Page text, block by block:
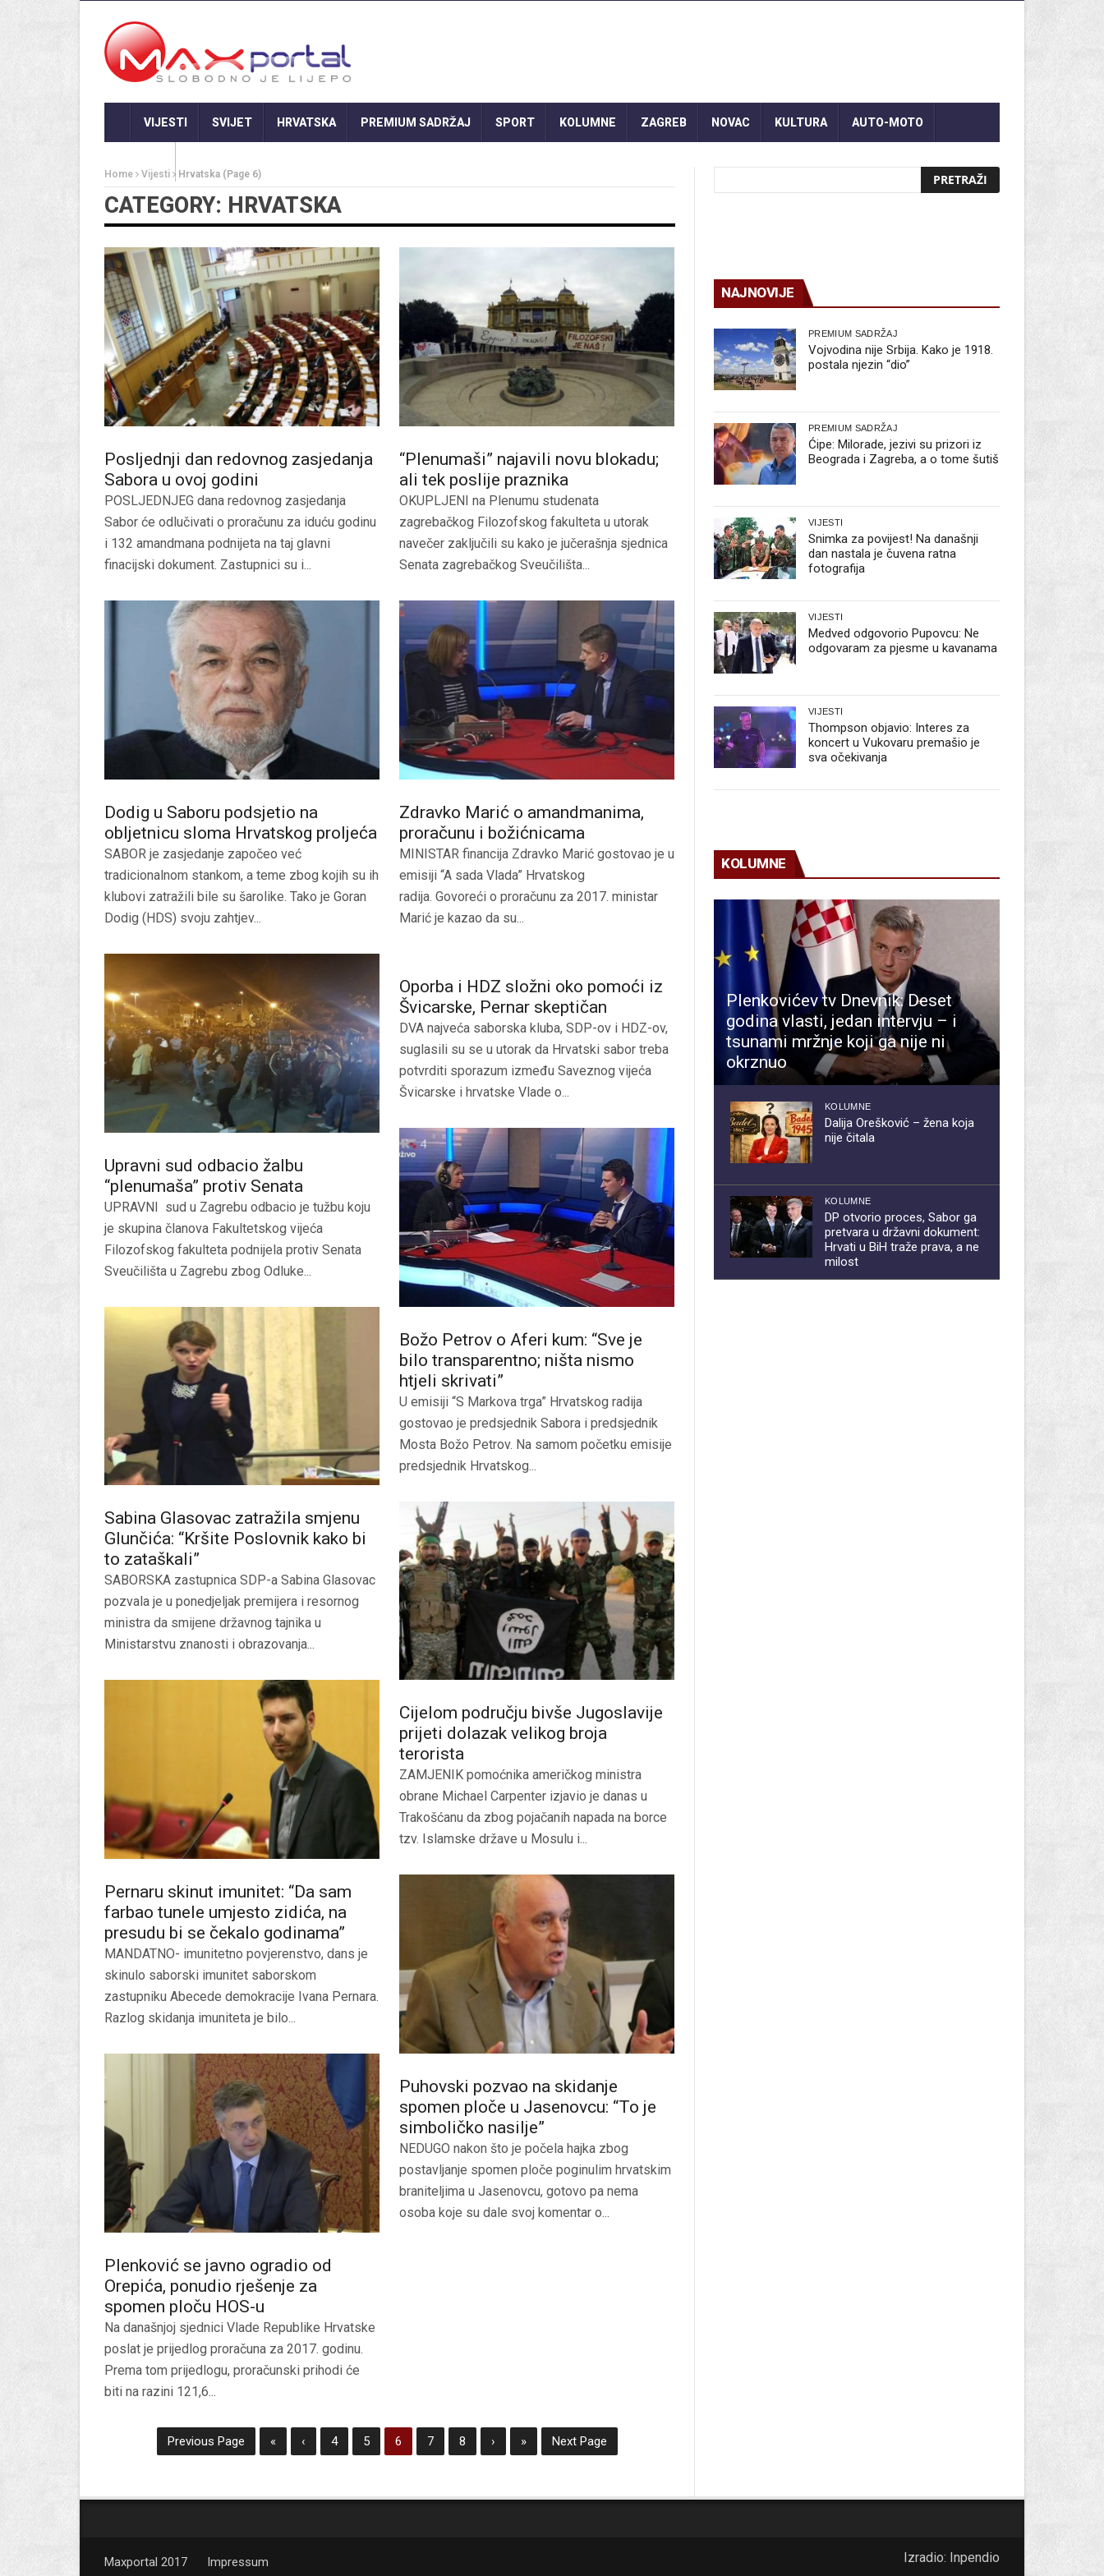
VIJESTI SVIJET HRVATSKA PREMIUM SADRŽAJ SPORT KOLUMNE ZAGREB NOVAC KULTURA AUTO-MOTO
Home Vijesti Hrvatska (Page 6)
CATEGORY: HRVATSKA
Posljednji dan redovnog zasjedanja
Sabora u ovoj godini
POSLJEDNJEG dana redovnog zasjedanja
Sabor će odlučivati o proračunu za iduću godinu
i 132 amandmana podnijeta na taj glavni
finacijski dokument. Zastupnici su i...
“Plenumaši” najavili novu blokadu;
ali tek poslije praznika
OKUPLJENI na Plenumu studenata
zagrebačkog Filozofskog fakulteta u utorak
navečer zaključili su kako je jučerašnja sjednica
Senata zagrebačkog Sveučilišta...
Dodig u Saboru podsjetio na
obljetnicu sloma Hrvatskog proljeća
SABOR je zasjedanje započeo već
tradicionalnom stankom, a teme zbog kojih su ih
klubovi zatražili bile su šarolike. Tako je Goran
Dodig (HDS) svoju zahtjev...
Zdravko Marić o amandmanima,
proračunu i božićnicama
MINISTAR financija Zdravko Marić gostovao je u
emisiji “A sada Vlada” Hrvatskog
radija. Govoreći o proračunu za 2017. ministar
Marić je kazao da su...
Upravni sud odbacio žalbu
“plenumaša” protiv Senata
UPRAVNI sud u Zagrebu odbacio je tužbu koju
je skupina članova Fakultetskog vijeća
Filozofskog fakulteta podnijela protiv Senata
Sveučilišta u Zagrebu zbog Odluke...
Oporba i HDZ složni oko pomoći iz
Švicarske, Pernar skeptičan
DVA najveća saborska kluba, SDP-ov i HDZ-ov,
suglasili su se u utorak da Hrvatski sabor treba
potvrditi sporazum između Saveznog vijeća
Švicarske i hrvatske Vlade o...
Božo Petrov o Aferi kum: “Sve je
bilo transparentno; ništa nismo
htjeli skrivati”
U emisiji “S Markova trga” Hrvatskog radija
gostovao je predsjednik Sabora i predsjednik
Mosta Božo Petrov. Na samom početku emisije
predsjednik Hrvatskog...
Sabina Glasovac zatražila smjenu
Glunčića: “Kršite Poslovnik kako bi
to zataškali”
SABORSKA zastupnica SDP-a Sabina Glasovac
pozvala je u ponedjeljak premijera i resornog
ministra da smijene državnog tajnika u
Ministarstvu znanosti i obrazovanja...
Cijelom području bivše Jugoslavije
prijeti dolazak velikog broja
terorista
ZAMJENIK pomoćnika američkog ministra
obrane Michael Carpenter izjavio je danas u
Trakošćanu da zbog pojačanih napada na borce
tzv. Islamske države u Mosulu i...
Pernaru skinut imunitet: “Da sam
farbao tunele umjesto zidića, na
presudu bi se čekalo godinama”
MANDATNO- imunitetno povjerenstvo, dans je
skinulo saborski imunitet saborskom
zastupniku Abecede demokracije Ivana Pernara.
Razlog skidanja imuniteta je bilo...
Puhovski pozvao na skidanje
spomen ploče u Jasenovcu: “To je
simboličko nasilje”
NEDUGO nakon što je počela hajka zbog
postavljanje spomen ploče poginulim hrvatskim
braniteljima u Jasenovcu, gotovo pa nema
osoba koje su dale svoj komentar o...
Plenković se javno ogradio od
Orepića, ponudio rješenje za
spomen ploču HOS-u
Na današnjoj sjednici Vlade Republike Hrvatske
poslat je prijedlog proračuna za 2017. godinu.
Prema tom prijedlogu, proračunski prihodi će
biti na razini 121,6...
Previous Page « ‹ 4 5 6 7 8 › » Next Page
NAJNOVIJE
PREMIUM SADRŽAJ
Vojvodina nije Srbija. Kako je 1918.
postala njezin “dio”
PREMIUM SADRŽAJ
Ćipe: Milorade, jezivi su prizori iz
Beograda i Zagreba, a o tome šutiš
VIJESTI
Snimka za povijest! Na današnji
dan nastala je čuvena ratna
fotografija
VIJESTI
Medved odgovorio Pupovcu: Ne
odgovaram za pjesme u kavanama
VIJESTI
Thompson objavio: Interes za
koncert u Vukovaru premašio je
sva očekivanja
KOLUMNE
Plenkovićev tv Dnevnik: Deset
godina vlasti, jedan intervju – i
tsunami mržnje koji ga nije ni
okrznuo
KOLUMNE
Dalija Orešković – žena koja
nije čitala
KOLUMNE
DP otvorio proces, Sabor ga
pretvara u državni dokument:
Hrvati u BiH traže prava, a ne
milost
Maxportal 2017 Impressum Izradio: Inpendio